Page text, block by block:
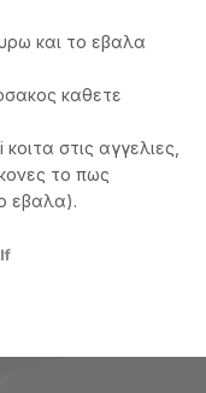
και το εβαλα
καθετε
στις αγγελιες,
το πως
εβαλα).